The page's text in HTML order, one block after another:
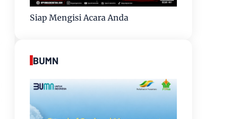
Siap Mengisi Acara Anda
BUMN